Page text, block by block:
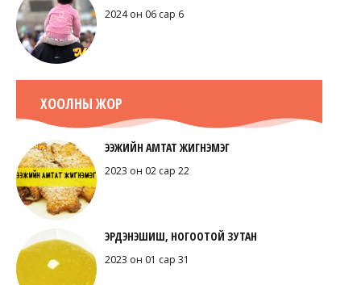
2024 он 06 сар 6
ХООЛНЫ ЖОР
ЭЭЖИЙН АМТАТ ЖИГНЭМЭГ
2023 он 02 сар 22
ЭРДЭНЭШИШ, НОГООТОЙ ЗУТАН
2023 он 01 сар 31